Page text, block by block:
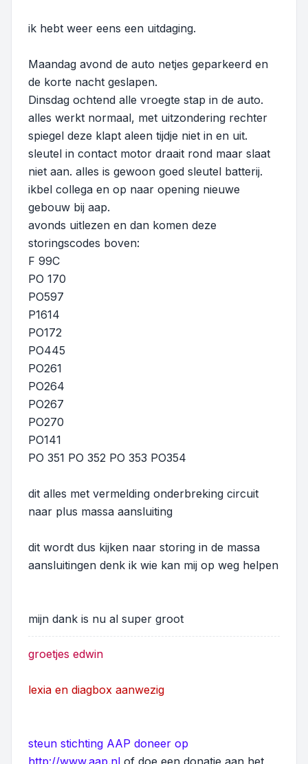
ik hebt weer eens een uitdaging.
Maandag avond de auto netjes geparkeerd en
de korte nacht geslapen.
Dinsdag ochtend alle vroegte stap in de auto.
alles werkt normaal, met uitzondering rechter
spiegel deze klapt aleen tijdje niet in en uit.
sleutel in contact motor draait rond maar slaat
niet aan. alles is gewoon goed sleutel batterij.
ikbel collega en op naar opening nieuwe
gebouw bij aap.
avonds uitlezen en dan komen deze
storingscodes boven:
F 99C
PO 170
PO597
P1614
PO172
PO445
PO261
PO264
PO267
PO270
PO141
PO 351 PO 352 PO 353 PO354
dit alles met vermelding onderbreking circuit
naar plus massa aansluiting
dit wordt dus kijken naar storing in de massa
aansluitingen denk ik wie kan mij op weg helpen
mijn dank is nu al super groot
groetjes edwin
lexia en diagbox aanwezig
steun stichting AAP doneer op
http://www.aap.nl of doe een donatie aan het